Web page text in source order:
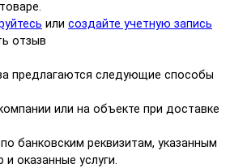
или создайте учетную запись
отзыв
предлагаются следующие способы
или на объекте при доставке
банковским реквизитам, указанным
оказанные услуги.